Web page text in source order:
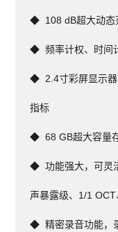
◆ 108 dB超大动
◆ 频率计权、时间
◆ 2.4寸彩屏显示
指标
◆ 68 GB超大容量
◆ 功能强大，可灵
声暴露级、1/1
◆ 精密录音功能，